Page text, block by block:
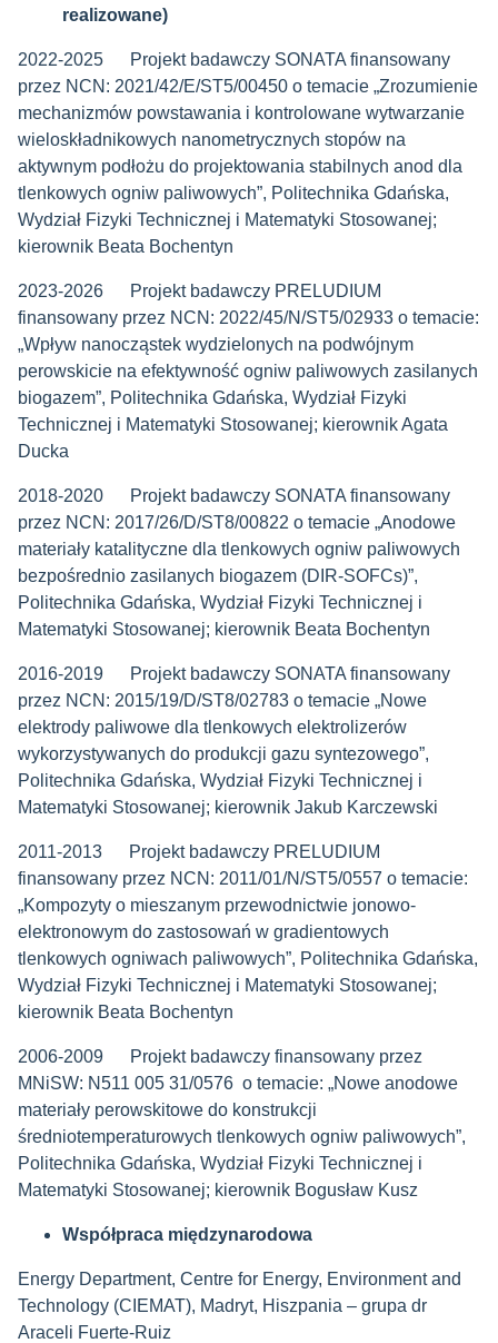
realizowane)
2022-2025 Projekt badawczy SONATA finansowany
przez NCN: 2021/42/E/ST5/00450 o temacie „Zrozumienie
mechanizmów powstawania i kontrolowane wytwarzanie
wieloskładnikowych nanometrycznych stopów na
aktywnym podłożu do projektowania stabilnych anod dla
tlenkowych ogniw paliwowych”, Politechnika Gdańska,
Wydział Fizyki Technicznej i Matematyki Stosowanej;
kierownik Beata Bochentyn
2023-2026 Projekt badawczy PRELUDIUM
finansowany przez NCN: 2022/45/N/ST5/02933 o temacie:
„Wpływ nanocząstek wydzielonych na podwójnym
perowskicie na efektywność ogniw paliwowych zasilanych
biogazem”, Politechnika Gdańska, Wydział Fizyki
Technicznej i Matematyki Stosowanej; kierownik Agata
Ducka
2018-2020 Projekt badawczy SONATA finansowany
przez NCN: 2017/26/D/ST8/00822 o temacie „Anodowe
materiały katalityczne dla tlenkowych ogniw paliwowych
bezpośrednio zasilanych biogazem (DIR-SOFCs)”,
Politechnika Gdańska, Wydział Fizyki Technicznej i
Matematyki Stosowanej; kierownik Beata Bochentyn
2016-2019 Projekt badawczy SONATA finansowany
przez NCN: 2015/19/D/ST8/02783 o temacie „Nowe
elektrody paliwowe dla tlenkowych elektrolizerów
wykorzystywanych do produkcji gazu syntezowego”,
Politechnika Gdańska, Wydział Fizyki Technicznej i
Matematyki Stosowanej; kierownik Jakub Karczewski
2011-2013 Projekt badawczy PRELUDIUM
finansowany przez NCN: 2011/01/N/ST5/0557 o temacie:
„Kompozyty o mieszanym przewodnictwie jonowo-
elektronowym do zastosowań w gradientowych
tlenkowych ogniwach paliwowych”, Politechnika Gdańska,
Wydział Fizyki Technicznej i Matematyki Stosowanej;
kierownik Beata Bochentyn
2006-2009 Projekt badawczy finansowany przez
MNiSW: N511 005 31/0576 o temacie: „Nowe anodowe
materiały perowskitowe do konstrukcji
średniotemperaturowych tlenkowych ogniw paliwowych”,
Politechnika Gdańska, Wydział Fizyki Technicznej i
Matematyki Stosowanej; kierownik Bogusław Kusz
Współpraca międzynarodowa
Energy Department, Centre for Energy, Environment and
Technology (CIEMAT), Madryt, Hiszpania – grupa dr
Araceli Fuerte-Ruiz